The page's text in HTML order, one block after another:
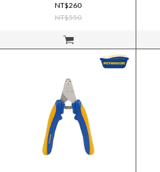
立即購買
NT$260
NT$550